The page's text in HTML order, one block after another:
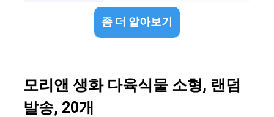
좀 더 알아보기
모리앤 생화 다육식물 소형, 랜덤
발송, 20개